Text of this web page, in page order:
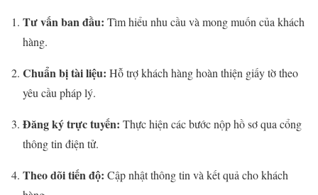
Tư vấn ban đầu: Tìm hiểu nhu cầu và mong muốn của khách
hàng.
Chuẩn bị tài liệu: Hỗ trợ khách hàng hoàn thiện giấy tờ theo
yêu cầu pháp lý.
Đăng ký trực tuyến: Thực hiện các bước nộp hồ sơ qua cổng
thông tin điện tử.
Theo dõi tiến độ: Cập nhật thông tin và kết quả cho khách